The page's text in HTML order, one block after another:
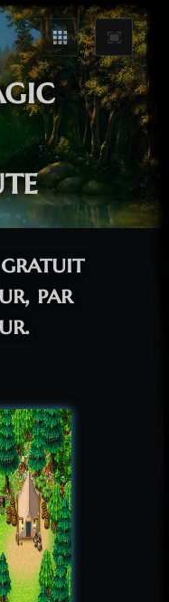
gratuit
par